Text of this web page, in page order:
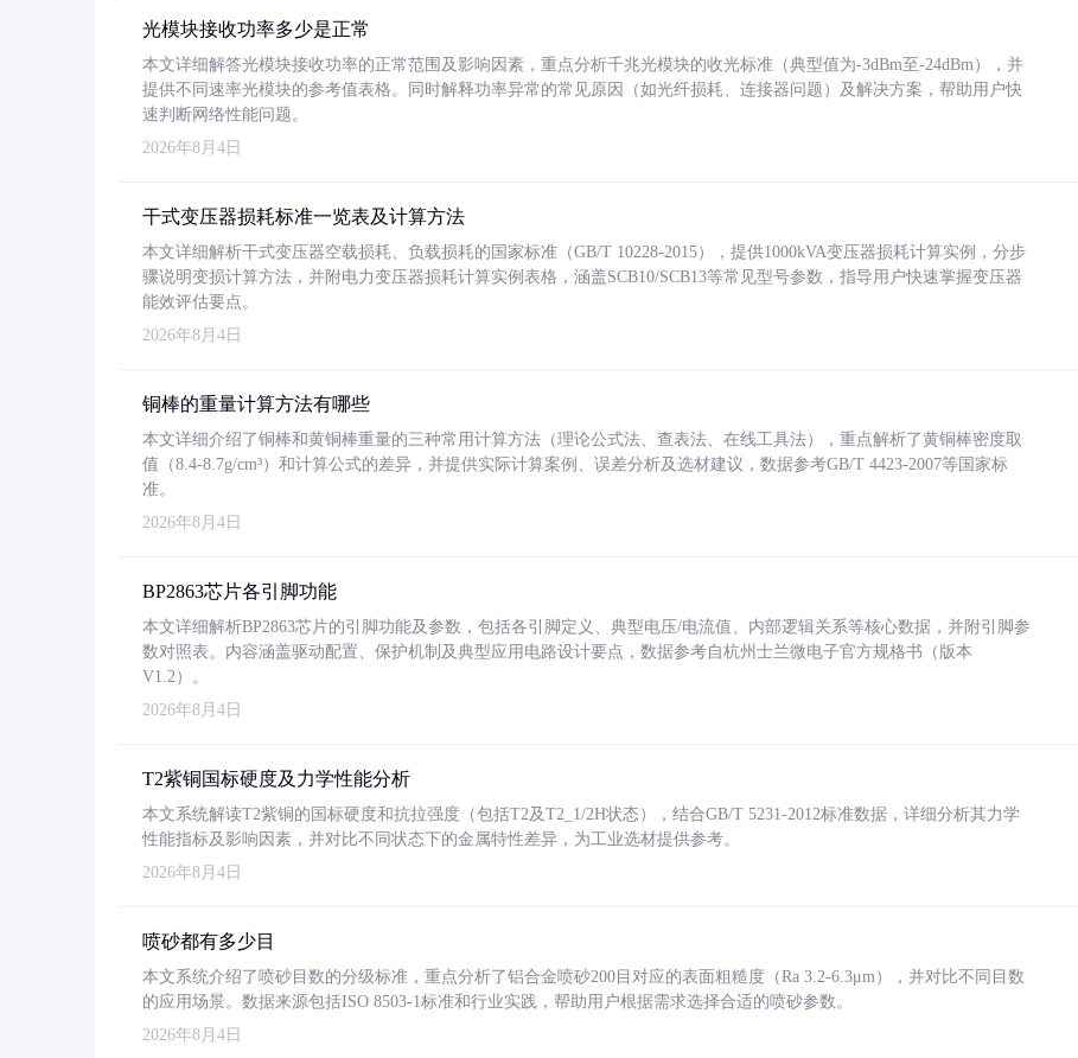
光模块接收功率多少是正常
本文详细解答光模块接收功率的正常范围及影响因素，重点分析千兆光模块的收光标准（典型值为-3dBm至-24dBm），并
提供不同速率光模块的参考值表格。同时解释功率异常的常见原因（如光纤损耗、连接器问题）及解决方案，帮助用户快
速判断网络性能问题。
2026年8月4日
干式变压器损耗标准一览表及计算方法
本文详细解析干式变压器空载损耗、负载损耗的国家标准（GB/T 10228-2015），提供1000kVA变压器损耗计算实例，分步
骤说明变损计算方法，并附电力变压器损耗计算实例表格，涵盖SCB10/SCB13等常见型号参数，指导用户快速掌握变压器
能效评估要点。
2026年8月4日
铜棒的重量计算方法有哪些
本文详细介绍了铜棒和黄铜棒重量的三种常用计算方法（理论公式法、查表法、在线工具法），重点解析了黄铜棒密度取
值（8.4-8.7g/cm³）和计算公式的差异，并提供实际计算案例、误差分析及选材建议，数据参考GB/T 4423-2007等国家标
准。
2026年8月4日
BP2863芯片各引脚功能
本文详细解析BP2863芯片的引脚功能及参数，包括各引脚定义、典型电压/电流值、内部逻辑关系等核心数据，并附引脚参
数对照表。内容涵盖驱动配置、保护机制及典型应用电路设计要点，数据参考自杭州士兰微电子官方规格书（版本
V1.2）。
2026年8月4日
T2紫铜国标硬度及力学性能分析
本文系统解读T2紫铜的国标硬度和抗拉强度（包括T2及T2_1/2H状态），结合GB/T 5231-2012标准数据，详细分析其力学
性能指标及影响因素，并对比不同状态下的金属特性差异，为工业选材提供参考。
2026年8月4日
喷砂都有多少目
本文系统介绍了喷砂目数的分级标准，重点分析了铝合金喷砂200目对应的表面粗糙度（Ra 3.2-6.3μm），并对比不同目数
的应用场景。数据来源包括ISO 8503-1标准和行业实践，帮助用户根据需求选择合适的喷砂参数。
2026年8月4日